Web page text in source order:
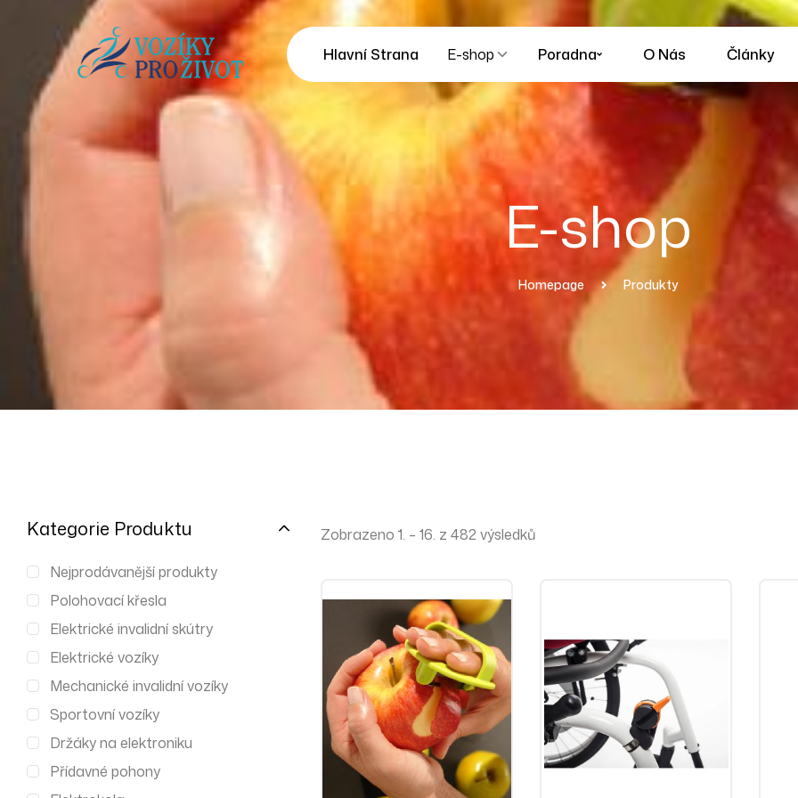
Hlavní Strana E-shop Poradna O Nás Články
E-shop
Homepage Produkty
Zobrazeno 1. – 16. z 482 výsledků
Kategorie Produktu
Nejprodávanější produkty
Polohovací křesla
Elektrické invalidní skútry
Elektrické vozíky
Mechanické invalidní vozíky
Sportovní vozíky
Držáky na elektroniku
Přídavné pohony